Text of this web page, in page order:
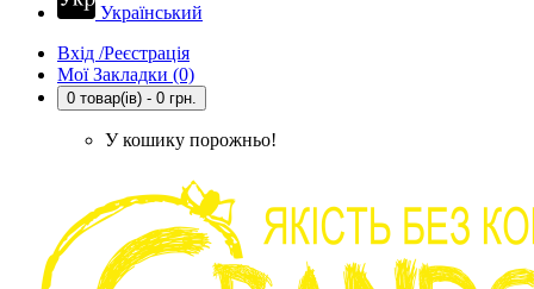
Український
Вхід /Реєстрація
Мої Закладки (0)
0 товар(ів) - 0 грн.
У кошику порожньо!